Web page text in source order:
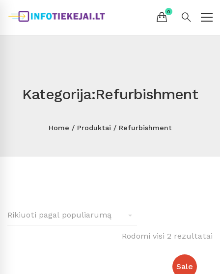
Kategorija:Refurbishment
Home Produktai Refurbishment
Rodomi visi 2 rezultatai
Sale